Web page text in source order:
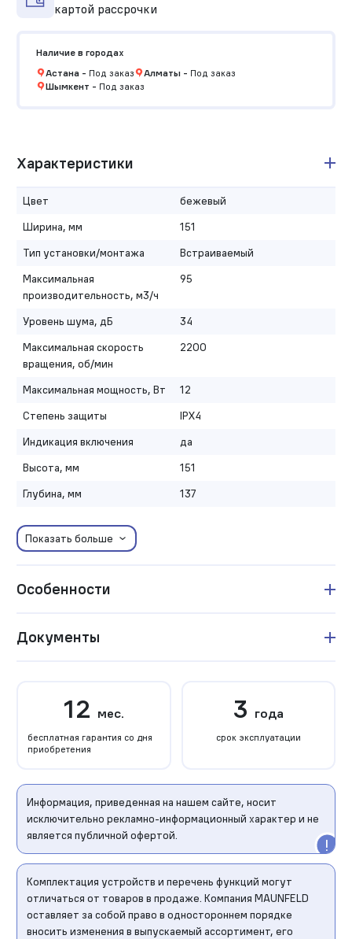
картой рассрочки
Наличие в городах
Астана- Под заказ Алматы- Под заказ
Шымкент - Под заказ
Характеристики
Цвет
бежевый
Ширина, мм
151
Тип установки/монтажа
Встраиваемый
Максимальная
производительность, м3/ч
95
Уровень шума, дБ
34
Максимальная скорость
вращения, об/мин
2200
Максимальная мощность, Вт
12
Степень защиты
IPX4
Индикация включения
да
Высота, мм
151
Глубина, мм
137
Показать больше
Особенности
Документы
12 мес.
бесплатная гарантия со дня
приобретения
3 года
срок эксплуатации
Информация, приведенная на нашем сайте, носит
исключительно рекламно-информационный характер и не
является публичной офертой.
Комплектация устройств и перечень функций могут
отличаться от товаров в продаже. Компания MAUNFELD
оставляет за собой право в одностороннем порядке
вносить изменения в выпускаемый ассортимент, его